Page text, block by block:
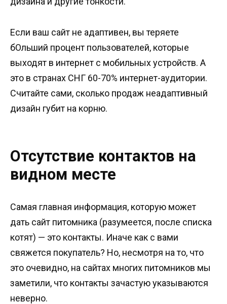
Если ваш сайт не адаптивен, вы теряете
бОльший процент пользователей, которые
выходят в интернет с мобильных устройств. А
это в странах СНГ 60-70% интернет-аудитории.
Считайте сами, сколько продаж неадаптивный
дизайн губит на корню.
Отсутствие контактов на
видном месте
Самая главная информация, которую может
дать сайт питомника (разумеется, после списка
котят) — это контакты. Иначе как с вами
свяжется покупатель? Но, несмотря на то, что
это очевидно, на сайтах многих питомников мы
заметили, что контакты зачастую указываются
неверно.